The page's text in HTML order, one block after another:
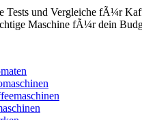
Tests und Vergleiche fÃ¼r
Maschine fÃ¼r dein